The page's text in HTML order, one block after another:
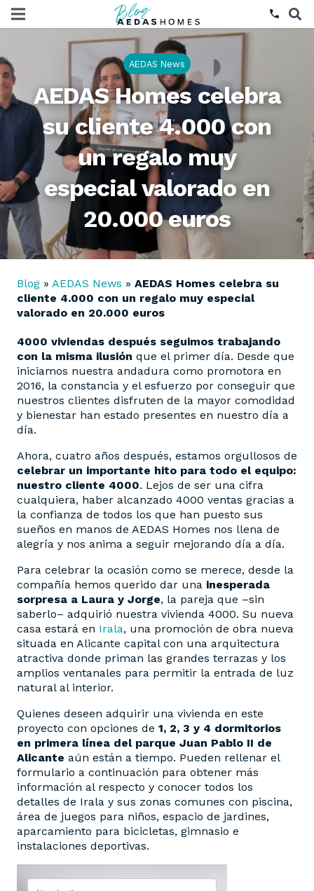
phone
AEDAS News
AEDAS Homes celebra
su cliente 4.000 con
un regalo muy
especial valorado en
20.000 euros
Blog » AEDAS News » AEDAS Homes celebra su
cliente 4.000 con un regalo muy especial
valorado en 20.000 euros
4000 viviendas después seguimos trabajando
con la misma ilusión que el primer día. Desde que
iniciamos nuestra andadura como promotora en
2016, la constancia y el esfuerzo por conseguir que
nuestros clientes disfruten de la mayor comodidad
y bienestar han estado presentes en nuestro día a
día.
Ahora, cuatro años después, estamos orgullosos de
celebrar un importante hito para todo el equipo:
nuestro cliente 4000. Lejos de ser una cifra
cualquiera, haber alcanzado 4000 ventas gracias a
la confianza de todos los que han puesto sus
sueños en manos de AEDAS Homes nos llena de
alegría y nos anima a seguir mejorando día a día.
Para celebrar la ocasión como se merece, desde la
compañía hemos querido dar una inesperada
sorpresa a Laura y Jorge, la pareja que –sin
saberlo– adquirió nuestra vivienda 4000. Su nueva
casa estará en Irala, una promoción de obra nueva
situada en Alicante capital con una arquitectura
atractiva donde priman las grandes terrazas y los
amplios ventanales para permitir la entrada de luz
natural al interior.
Quienes deseen adquirir una vivienda en este
proyecto con opciones de 1, 2, 3 y 4 dormitorios
en primera línea del parque Juan Pablo II de
Alicante aún están a tiempo. Pueden rellenar el
formulario a continuación para obtener más
información al respecto y conocer todos los
detalles de Irala y sus zonas comunes con piscina,
área de juegos para niños, espacio de jardines,
aparcamiento para bicicletas, gimnasio e
instalaciones deportivas.